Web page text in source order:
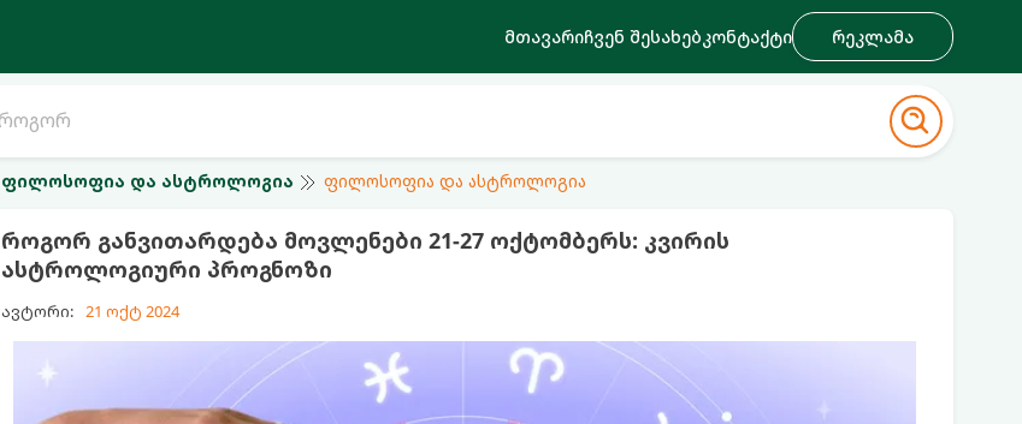
მთავარიჩვენ შესახებკონტაქტი რეკლამა
ფილოსოფია და ასტროლოგია ფილოსოფია და ასტროლოგია
როგორ განვითარდება მოვლენები 21-27 ოქტომბერს: კვირის
ასტროლოგიური პროგნოზი
ავტორი: 21 ოქტ 2024